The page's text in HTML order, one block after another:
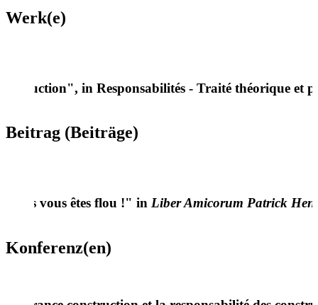
Werk(e)
in Responsabilités - Traité théorique et
Beitrag (Beiträge)
Mais vous êtes flou !" in Liber Amicorum Patrick
Konferenz(en)